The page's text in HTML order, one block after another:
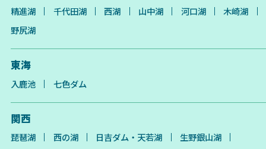
精進湖 千代田湖 西湖 山中湖 河口湖
木崎湖
野尻湖
東海
入鹿池 七色ダム
関西
琵琶湖 西の湖 日吉ダム・天若湖
生野銀山湖